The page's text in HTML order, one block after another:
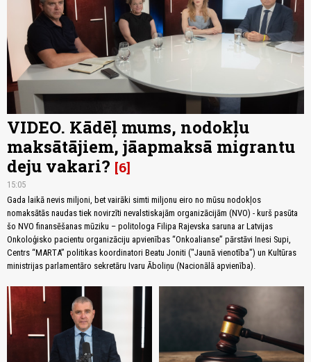
VIDEO. Kādēļ mums, nodokļu
maksātājiem, jāapmaksā migrantu
deju vakari? 6
15:05
Gada laikā nevis miljoni, bet vairāki simti miljonu eiro no mūsu nodokļos
nomaksātās naudas tiek novirzīti nevalstiskajām organizācijām (NVO) - kurš pasūta
šo NVO finansēšanas mūziku – politologa Filipa Rajevska saruna ar Latvijas
Onkoloģisko pacientu organizāciju apvienības “Onkoalianse” pārstāvi Inesi Supi,
Centrs “MARTA” politikas koordinatori Beatu Joniti ("Jaunā vienotība") un Kultūras
ministrijas parlamentāro sekretāru Ivaru Āboliņu (Nacionālā apvienība).